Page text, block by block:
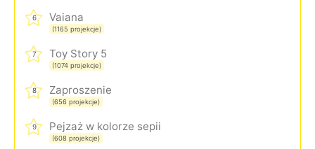
6 Vaiana
(1165 projekcje)
7 Toy Story 5
(1074 projekcje)
8 Zaproszenie
(656 projekcje)
9 Pejzaż w kolorze sepii
(608 projekcje)